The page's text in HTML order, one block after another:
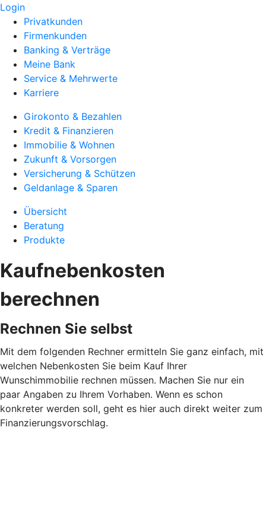
Login
Privatkunden
Firmenkunden
Banking & Verträge
Meine Bank
Service & Mehrwerte
Karriere
Girokonto & Bezahlen
Kredit & Finanzieren
Immobilie & Wohnen
Zukunft & Vorsorgen
Versicherung & Schützen
Geldanlage & Sparen
Übersicht
Beratung
Produkte
Kaufnebenkosten
berechnen
Rechnen Sie selbst
Mit dem folgenden Rechner ermitteln Sie ganz einfach, mit
welchen Nebenkosten Sie beim Kauf Ihrer
Wunschimmobilie rechnen müssen. Machen Sie nur ein
paar Angaben zu Ihrem Vorhaben. Wenn es schon
konkreter werden soll, geht es hier auch direkt weiter zum
Finanzierungsvorschlag.